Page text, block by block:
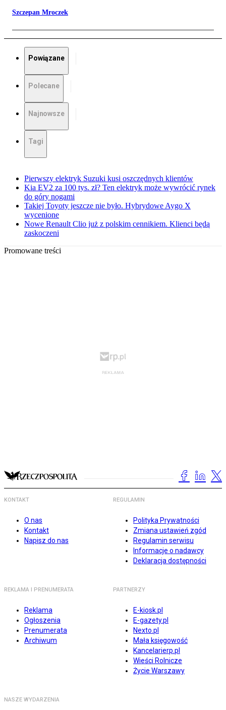
Szczepan Mroczek
Powiązane
Polecane
Najnowsze
Tagi
Pierwszy elektryk Suzuki kusi oszczędnych klientów
Kia EV2 za 100 tys. zł? Ten elektryk może wywrócić rynek
do góry nogami
Takiej Toyoty jeszcze nie było. Hybrydowe Aygo X
wycenione
Nowe Renault Clio już z polskim cennikiem. Klienci będą
zaskoczeni
Promowane treści
KONTAKT
O nas
Kontakt
Napisz do nas
REGULAMIN
Polityka Prywatności
Zmiana ustawień zgód
Regulamin serwisu
Informacje o nadawcy
Deklaracja dostępności
REKLAMA I PRENUMERATA
Reklama
Ogłoszenia
Prenumerata
Archiwum
PARTNERZY
E-kiosk.pl
E-gazety.pl
Nexto.pl
Mała księgowość
Kancelarierp.pl
Wieści Rolnicze
Życie Warszawy
NASZE WYDARZENIA